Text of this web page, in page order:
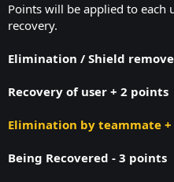
Points will be applied to each
recovery.
Elimination / Shield remove
Recovery of user + 2 points
Elimination by teammate
Being Recovered - 3 points